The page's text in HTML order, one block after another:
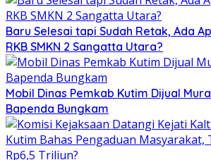
Baru Selesai tapi Sudah Retak, Ada
RKB SMKN 2 Sangatta Utara?
Mobil Dinas Pemkab Kutim Dijual
Bapenda Bungkam